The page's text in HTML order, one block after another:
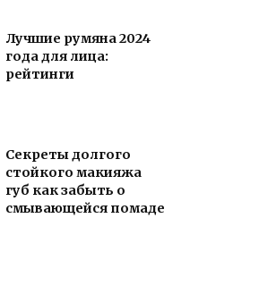
Лучшие румяна 2024
года для лица:
рейтинги
Секреты долгого
стойкого макияжа
губ как забыть о
смывающейся помаде